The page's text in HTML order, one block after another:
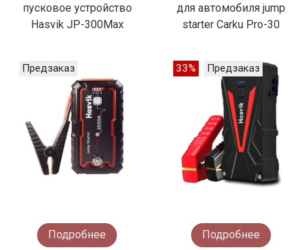
пусковое устройство
Hasvik JP-300Max
для автомобиля jump
starter Carku Pro-30
Предзаказ
Подробнее
33% Предзаказ
Подробнее